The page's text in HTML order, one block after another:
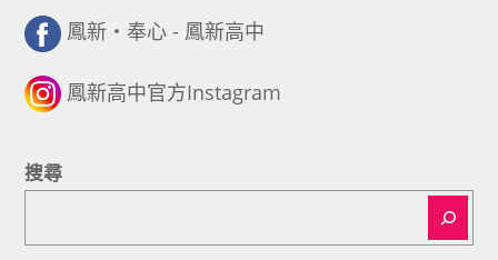
鳳新・奉心 - 鳳新高中
鳳新高中官方Instagram
搜尋